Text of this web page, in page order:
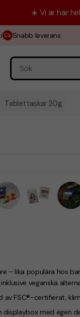
☀️ Vi är här
Snabb leverans
Tablettaskar 20g
– lika populära hos
veganska
av FSC®-certifierat,
med egen